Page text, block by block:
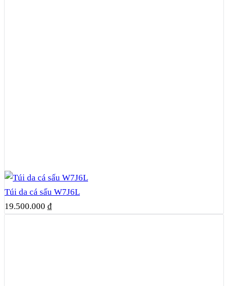
Túi da cá sấu W7J6L
19.500.000 ₫